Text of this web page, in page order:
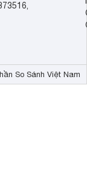
So Sánh Việt Nam